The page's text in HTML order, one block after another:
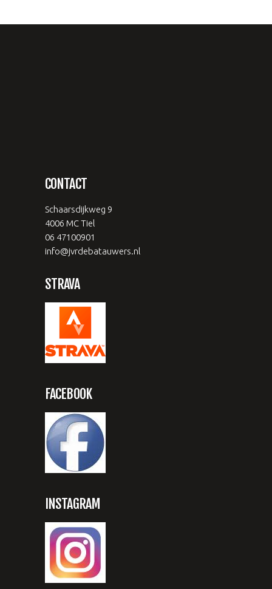
CONTACT
Schaarsdijkweg 9
4006 MC Tiel
06 47100901
info@jvrdebatauwers.nl
STRAVA
FACEBOOK
INSTAGRAM